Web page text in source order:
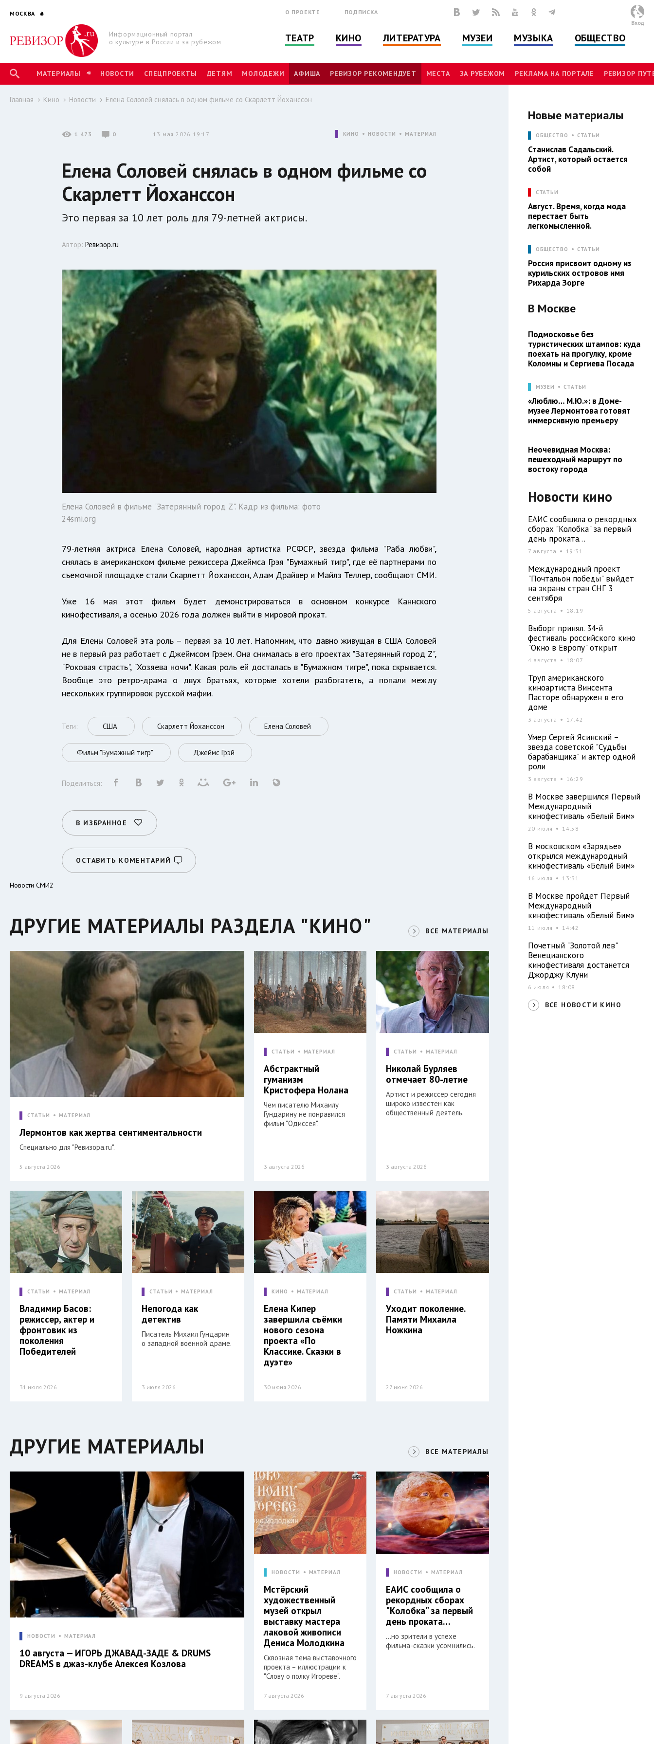
МОСКВА
Информационный портал
о культуре в России и за рубежом
О ПРОЕКТЕ ПОДПИСКА
ТЕАТР КИНО ЛИТЕРАТУРА МУЗЕИ МУЗЫКА ОБЩЕСТВО
Вход
МАТЕРИАЛЫ НОВОСТИ СПЕЦПРОЕКТЫ ДЕТЯМ МОЛОДЕЖИ АФИША РЕВИЗОР РЕКОМЕНДУЕТ МЕСТА ЗА РУБЕЖОМ РЕКЛАМА НА ПОРТАЛЕ РЕВИЗОР
Главная Кино Новости Елена Соловей снялась в одном фильме со Скарлетт Йоханссон
1 473 0 13 мая 2026 19:17 КИНО НОВОСТИ МАТЕРИАЛ
Елена Соловей снялась в одном фильме со
Скарлетт Йоханссон
Это первая за 10 лет роль для 79-летней актрисы.
Автор:Ревизор.ru
Елена Соловей в фильме "Затерянный город Z". Кадр из фильма: фото
24smi.org
79-летняя актриса Елена Соловей, народная артистка РСФСР, звезда фильма "Раба любви",
снялась в американском фильме режиссера Джеймса Грэя "Бумажный тигр", где её партнерами по
съемочной площадке стали Скарлетт Йоханссон, Адам Драйвер и Майлз Теллер, сообщают СМИ.
Уже 16 мая этот фильм будет демонстрироваться в основном конкурсе Каннского
кинофестиваля, а осенью 2026 года должен выйти в мировой прокат.
Для Елены Соловей эта роль – первая за 10 лет. Напомним, что давно живущая в США Соловей
не в первый раз работает с Джеймсом Грэем. Она снималась в его проектах "Затерянный город Z",
"Роковая страсть", "Хозяева ночи". Какая роль ей досталась в "Бумажном тигре", пока скрывается.
Вообще это ретро-драма о двух братьях, которые хотели разбогатеть, а попали между
нескольких группировок русской мафии.
Теги: США Скарлетт Йоханссон Елена Соловей
Фильм "Бумажный тигр" Джеймс Грэй
Поделиться:
В ИЗБРАННОЕ
ОСТАВИТЬ КОМЕНТАРИЙ
Новости СМИ2
ДРУГИЕ МАТЕРИАЛЫ РАЗДЕЛА "КИНО" ВСЕ МАТЕРИАЛЫ
СТАТЬИ МАТЕРИАЛ
Лермонтов как жертва сентиментальности
Специально для "Ревизора.ru".
5 августа 2026
СТАТЬИ МАТЕРИАЛ
Абстрактный
гуманизм
Кристофера Нолана
Чем писателю Михаилу
Гундарину не понравился
фильм "Одиссея".
3 августа 2026
СТАТЬИ МАТЕРИАЛ
Николай Бурляев
отмечает 80-летие
Артист и режиссер сегодня
широко известен как
общественный деятель.
3 августа 2026
СТАТЬИ МАТЕРИАЛ
Владимир Басов:
режиссер, актер и
фронтовик из
поколения
Победителей
31 июля 2026
СТАТЬИ МАТЕРИАЛ
Непогода как
детектив
Писатель Михаил Гундарин
о западной военной драме.
3 июля 2026
КИНО МАТЕРИАЛ
Елена Кипер
завершила съёмки
нового сезона
проекта «По
Классике. Сказки в
дуэте»
30 июня 2026
СТАТЬИ МАТЕРИАЛ
Уходит поколение.
Памяти Михаила
Ножкина
27 июня 2026
ДРУГИЕ МАТЕРИАЛЫ ВСЕ МАТЕРИАЛЫ
НОВОСТИ МАТЕРИАЛ
10 августа — ИГОРЬ ДЖАВАД-ЗАДЕ & DRUMS
DREAMS в джаз-клубе Алексея Козлова
9 августа 2026
НОВОСТИ МАТЕРИАЛ
Мстёрский
художественный
музей открыл
выставку мастера
лаковой живописи
Дениса Молодкина
Сквозная тема выставочного
проекта – иллюстрации к
"Слову о полку Игореве".
7 августа 2026
НОВОСТИ МАТЕРИАЛ
ЕАИС сообщила о
рекордных сборах
"Колобка" за первый
день проката…
…но зрители в успехе
фильма-сказки усомнились.
7 августа 2026
Новые материалы
ОБЩЕСТВО СТАТЬИ
Станислав Садальский.
Артист, который остается
собой
СТАТЬИ
Август. Время, когда мода
перестает быть
легкомысленной.
ОБЩЕСТВО СТАТЬИ
Россия присвоит одному из
курильских островов имя
Рихарда Зорге
В Москве
Подмосковье без
туристических штампов: куда
поехать на прогулку, кроме
Коломны и Сергиева Посада
МУЗЕИ СТАТЬИ
«Люблю… М.Ю.»: в Доме-
музее Лермонтова готовят
иммерсивную премьеру
Неочевидная Москва:
пешеходный маршрут по
востоку города
Новости кино
ЕАИС сообщила о рекордных
сборах "Колобка" за первый
день проката…
7 августа 19:31
Международный проект
"Почтальон победы" выйдет
на экраны стран СНГ 3
сентября
5 августа 18:19
Выборг принял. 34-й
фестиваль российского кино
"Окно в Европу" открыт
4 августа 18:07
Труп американского
киноартиста Винсента
Пасторе обнаружен в его
доме
3 августа 17:42
Умер Сергей Ясинский –
звезда советской "Судьбы
барабанщика" и актер одной
роли
3 августа 16:29
В Москве завершился Первый
Международный
кинофестиваль «Белый Бим»
20 июля 14:58
В московском «Зарядье»
открылся международный
кинофестиваль «Белый Бим»
16 июля 13:31
В Москве пройдет Первый
Международный
кинофестиваль «Белый Бим»
11 июля 14:42
Почетный "Золотой лев"
Венецианского
кинофестиваля достанется
Джорджу Клуни
6 июля 18:08
ВСЕ НОВОСТИ КИНО